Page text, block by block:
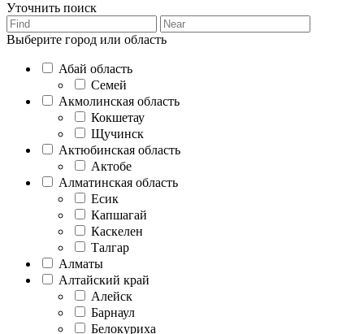
Уточнить поиск
Выберите город или область
Абай область
Семей
Акмолинская область
Кокшетау
Щучинск
Актюбинская область
Актобе
Алматинская область
Есик
Капшагай
Каскелен
Талгар
Алматы
Алтайский край
Алейск
Барнаул
Белокуриха